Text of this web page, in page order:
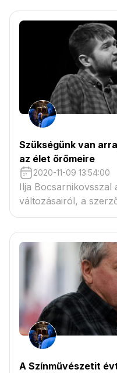
Szükségünk van
az élet örömeire
2020-11-09 13:54:00
Ilja Bocsarnikovsszal
változásairól, a
a kaposvári teátrum
benyomásairól és
A Színművészetit